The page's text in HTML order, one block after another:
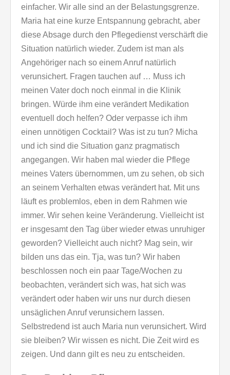
einfacher. Wir alle sind an der Belastungsgrenze.
Maria hat eine kurze Entspannung gebracht, aber
diese Absage durch den Pflegedienst verschärft die
Situation natürlich wieder. Zudem ist man als
Angehöriger nach so einem Anruf natürlich
verunsichert. Fragen tauchen auf … Muss ich
meinen Vater doch noch einmal in die Klinik
bringen. Würde ihm eine verändert Medikation
eventuell doch helfen? Oder verpasse ich ihm
einen unnötigen Cocktail? Was ist zu tun? Micha
und ich sind die Situation ganz pragmatisch
angegangen. Wir haben mal wieder die Pflege
meines Vaters übernommen, um zu sehen, ob sich
an seinem Verhalten etwas verändert hat. Mit uns
läuft es problemlos, eben in dem Rahmen wie
immer. Wir sehen keine Veränderung. Vielleicht ist
er insgesamt den Tag über wieder etwas unruhiger
geworden? Vielleicht auch nicht? Mag sein, wir
bilden uns das ein. Tja, was tun? Wir haben
beschlossen noch ein paar Tage/Wochen zu
beobachten, verändert sich was, hat sich was
verändert oder haben wir uns nur durch diesen
unsäglichen Anruf verunsichern lassen.
Selbstredend ist auch Maria nun verunsichert. Wird
sie bleiben? Wir wissen es nicht. Die Zeit wird es
zeigen. Und dann gilt es neu zu entscheiden.